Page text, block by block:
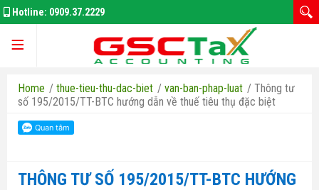
Hotline: 0909.37.2229
Trang chủ
Giới thiệu
Home / thue-tieu-thu-dac-biet / van-ban-phap-luat / Thông tư
số 195/2015/TT-BTC hướng dẫn về thuế tiêu thụ đặc biệt
THÔNG TƯ SỐ 195/2015/TT-BTC HƯỚNG